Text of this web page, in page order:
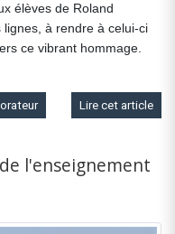
élèves de Roland
à rendre à celui-ci
ce vibrant hommage.
Lire cet article
l'enseignement